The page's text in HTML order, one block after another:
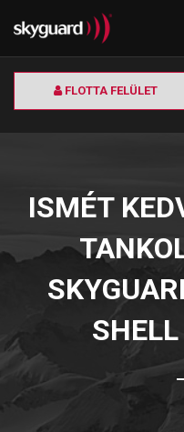
FLOTTA FELÜLET
ISMÉT